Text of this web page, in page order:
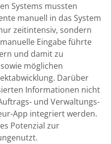
Systems mussten
manuell in das System
zeitintensiv, sondern
Eingabe führte
und damit zu
möglichen
Darüber
Informationen nicht
und Verwaltungs-
App integriert werden.
Potenzial zur